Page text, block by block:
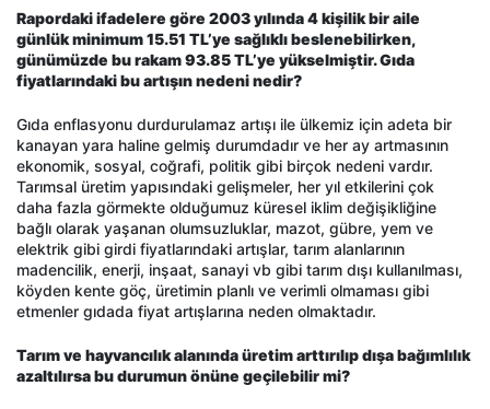
Rapordaki ifadelere göre 2003 yılında 4 kişilik bir aile
günlük minimum 15.51 TL’ye sağlıklı beslenebilirken,
günümüzde bu rakam 93.85 TL’ye yükselmiştir. Gıda
fiyatlarındaki bu artışın nedeni nedir?
Gıda enflasyonu durdurulamaz artışı ile ülkemiz için adeta bir
kanayan yara haline gelmiş durumdadır ve her ay artmasının
ekonomik, sosyal, coğrafi, politik gibi birçok nedeni vardır.
Tarımsal üretim yapısındaki gelişmeler, her yıl etkilerini çok
daha fazla görmekte olduğumuz küresel iklim değişikliğine
bağlı olarak yaşanan olumsuzluklar, mazot, gübre, yem ve
elektrik gibi girdi fiyatlarındaki artışlar, tarım alanlarının
madencilik, enerji, inşaat, sanayi vb gibi tarım dışı kullanılması,
köyden kente göç, üretimin planlı ve verimli olmaması gibi
etmenler gıdada fiyat artışlarına neden olmaktadır.
Tarım ve hayvancılık alanında üretim arttırılıp dışa bağımlılık
azaltılırsa bu durumun önüne geçilebilir mi?